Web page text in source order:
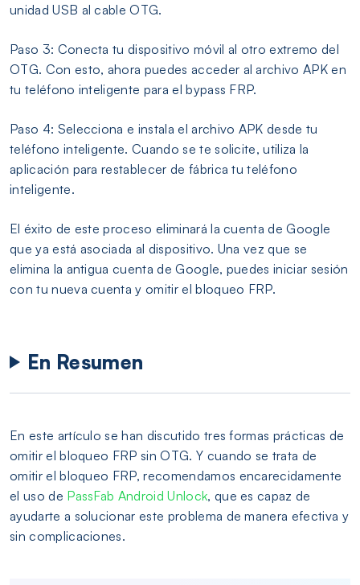
unidad USB al cable OTG.
Paso 3: Conecta tu dispositivo móvil al otro extremo del
OTG. Con esto, ahora puedes acceder al archivo APK en
tu teléfono inteligente para el bypass FRP.
Paso 4: Selecciona e instala el archivo APK desde tu
teléfono inteligente. Cuando se te solicite, utiliza la
aplicación para restablecer de fábrica tu teléfono
inteligente.
El éxito de este proceso eliminará la cuenta de Google
que ya está asociada al dispositivo. Una vez que se
elimina la antigua cuenta de Google, puedes iniciar sesión
con tu nueva cuenta y omitir el bloqueo FRP.
En Resumen
En este artículo se han discutido tres formas prácticas de
omitir el bloqueo FRP sin OTG. Y cuando se trata de
omitir el bloqueo FRP, recomendamos encarecidamente
el uso de PassFab Android Unlock, que es capaz de
ayudarte a solucionar este problema de manera efectiva y
sin complicaciones.